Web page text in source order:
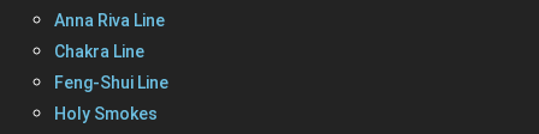
Anna Riva Line
Chakra Line
Feng-Shui Line
Holy Smokes